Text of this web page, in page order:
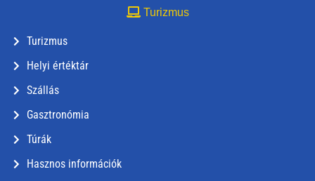
Turizmus
Turizmus
Helyi értéktár
Szállás
Gasztronómia
Túrák
Hasznos információk